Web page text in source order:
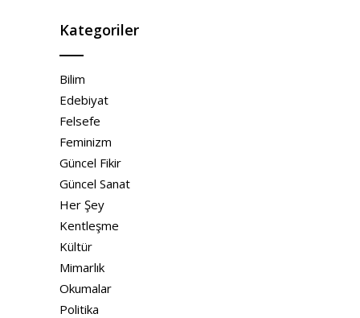
Kategoriler
Bilim
Edebiyat
Felsefe
Feminizm
Güncel Fikir
Güncel Sanat
Her Şey
Kentleşme
Kültür
Mimarlık
Okumalar
Politika